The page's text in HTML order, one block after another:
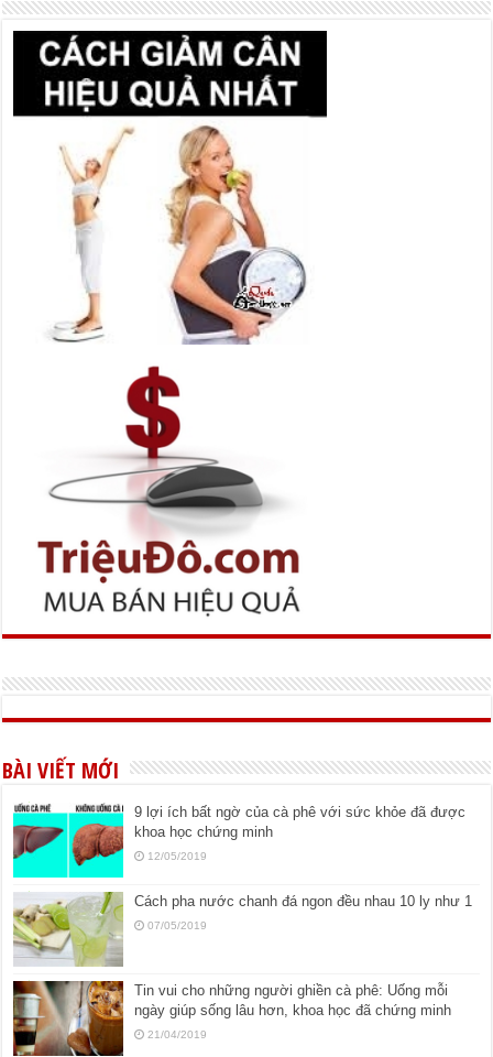
BÀI VIẾT MỚI
9 lợi ích bất ngờ của cà phê với sức khỏe đã được
khoa học chứng minh
12/05/2019
Cách pha nước chanh đá ngon đều nhau 10 ly như 1
07/05/2019
Tin vui cho những người ghiền cà phê: Uống mỗi
ngày giúp sống lâu hơn, khoa học đã chứng minh
21/04/2019